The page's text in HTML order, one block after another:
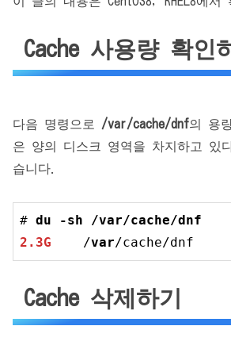
Cache 사용량 확인
다음 명령으로 /var/cache/dnf의 용
은 양의 디스크 영역을 차지하고 있
습니다.
# du -sh /var/cache/dnf
2.3G
	/
var/cache/dnf
Cache 삭제하기